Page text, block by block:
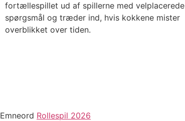
fortællespillet ud af spillerne med velplacerede
spørgsmål og træder ind, hvis kokkene mister
overblikket over tiden.
Emneord Rollespil 2026